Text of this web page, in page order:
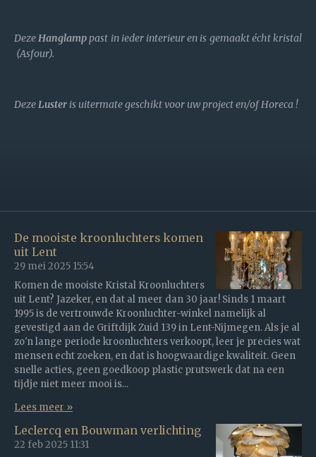
DezeHanglamppast in ieder interieur en is gemaakt écht kristal
(Asfour).
DezeLuster is uitermate geschikt voor uw project en/of Horeca !
De mooiste kroonluchters komen
uit Lent
29 mei 2025 15:54
Komen de mooiste Kristal Kroonluchters
uit Lent? Jazeker, en dat al meer dan 30 jaar! Sinds 1 maart
1995 is de vertrouwde Kroonluchter-winkel namelijk al
gevestigd aan de Griftdijk Zuid 139 in Lent-Nijmegen. Als je al
zo'n lange periode kroonluchters verkoopt, leer je precies wat
mensen echt zoeken, en dat is hoogwaardige kwaliteit. Geen
snelle acties, geen goedkoop plastic prutswerk dat na een
tijdje niet meer mooi is...
Lees meer »
Leclercq en Bouwman verlichting
22 feb 2025 11:31